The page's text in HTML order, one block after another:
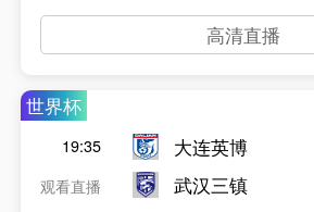
高清直播
世界杯
19:35
观看直播
大连英博
武汉三镇